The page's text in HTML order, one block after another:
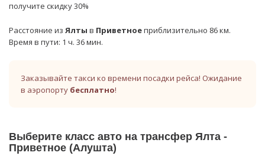
получите скидку 30%
Расстояние из Ялты в Приветноеприблизительно 86 км.
Время в пути: 1 ч. 36 мин.
Заказывайте такси ко времени посадки рейса! Ожидание
в аэропорту бесплатно!
Выберите класс авто на трансфер Ялта -
Приветное (Алушта)